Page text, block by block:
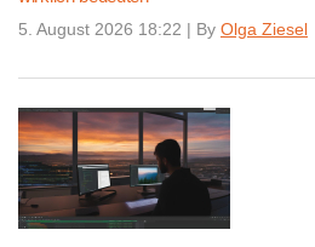
5. August 2026 18:22 | By Olga Ziesel